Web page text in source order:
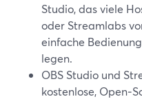
Studio, das viele
oder Streamlabs
einfache
legen.
OBS Studio und
kostenlose,